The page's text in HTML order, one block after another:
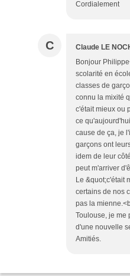
Cordialement
C Claude LE
Bonjour
scolarité en
classes de
connu la mixité
c'était mieux ou
ce
cause de ça, je
garçons ont
idem de leur
peut m'arriver
Le &quot;c'était
certains de nos
pas la
Toulouse, je me
d'une nouvelle
Amitiés.